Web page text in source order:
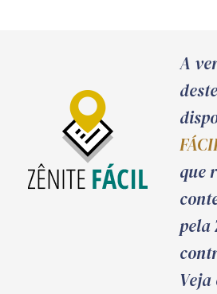
CEP
Telefone (41)
Whatsapp (41)
A
que
pela
Veja